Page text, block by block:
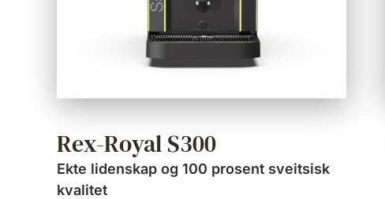
Rex-Royal S300
Ekte lidenskap og 100 prosent sveitsisk
kvalitet